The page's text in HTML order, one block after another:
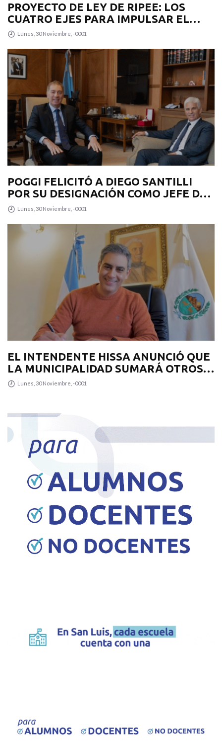
PROYECTO DE LEY DE RIPEE: LOS
CUATRO EJES PARA IMPULSAR EL
DESARROLLO PRODUCTIVO EN LA
Lunes, 30 Noviembre, -0001
POGGI FELICITÓ A DIEGO SANTILLI
POR SU DESIGNACIÓN COMO JEFE DE
GABINETE
Lunes, 30 Noviembre, -0001
EL INTENDENTE HISSA ANUNCIÓ QUE
LA MUNICIPALIDAD SUMARÁ OTROS
12 COLECTIVOS 0KM PARA
Lunes, 30 Noviembre, -0001